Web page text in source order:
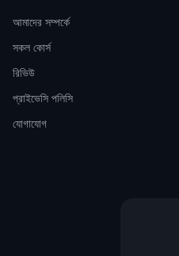
আমাদের সম্পর্কে
সকল কোর্স
রিভিউ
প্রাইভেসি পলিসি
যোগাযোগ